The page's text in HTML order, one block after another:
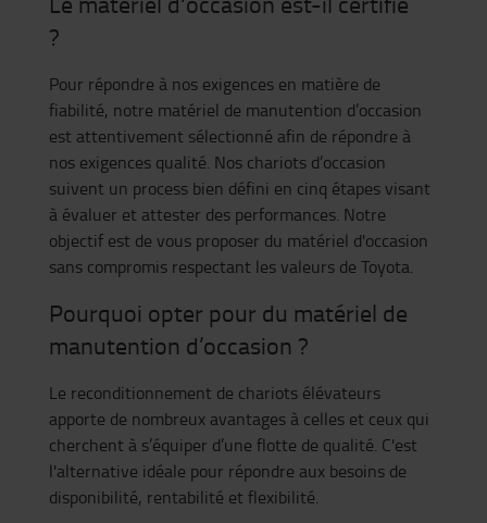
?
Pour répondre à nos exigences en matière de
fiabilité, notre matériel de manutention d’occasion
est attentivement sélectionné afin de répondre à
nos exigences qualité. Nos chariots d’occasion
suivent un process bien défini en cinq étapes visant
à évaluer et attester des performances. Notre
objectif est de vous proposer du matériel d'occasion
sans compromis respectant les valeurs de Toyota.
Pourquoi opter pour du matériel de
manutention d’occasion ?
Le reconditionnement de chariots élévateurs
apporte de nombreux avantages à celles et ceux qui
cherchent à s’équiper d’une flotte de qualité. C'est
l'alternative idéale pour répondre aux besoins de
disponibilité, rentabilité et flexibilité.